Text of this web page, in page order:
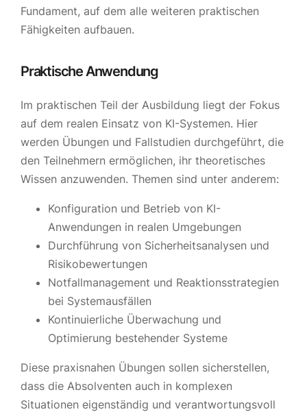
Fundament, auf dem alle weiteren praktischen
Fähigkeiten aufbauen.
Praktische Anwendung
Im praktischen Teil der Ausbildung liegt der Fokus
auf dem realen Einsatz von KI-Systemen. Hier
werden Übungen und Fallstudien durchgeführt, die
den Teilnehmern ermöglichen, ihr theoretisches
Wissen anzuwenden. Themen sind unter anderem:
Konfiguration und Betrieb von KI-
Anwendungen in realen Umgebungen
Durchführung von Sicherheitsanalysen und
Risikobewertungen
Notfallmanagement und Reaktionsstrategien
bei Systemausfällen
Kontinuierliche Überwachung und
Optimierung bestehender Systeme
Diese praxisnahen Übungen sollen sicherstellen,
dass die Absolventen auch in komplexen
Situationen eigenständig und verantwortungsvoll